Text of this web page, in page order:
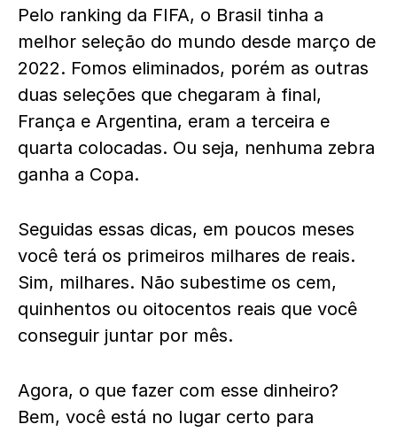
Pelo ranking da FIFA, o Brasil tinha a
melhor seleção do mundo desde março de
2022. Fomos eliminados, porém as outras
duas seleções que chegaram à final,
França e Argentina, eram a terceira e
quarta colocadas. Ou seja, nenhuma zebra
ganha a Copa.
Seguidas essas dicas, em poucos meses
você terá os primeiros milhares de reais.
Sim, milhares. Não subestime os cem,
quinhentos ou oitocentos reais que você
conseguir juntar por mês.
Agora, o que fazer com esse dinheiro?
Bem, você está no lugar certo para